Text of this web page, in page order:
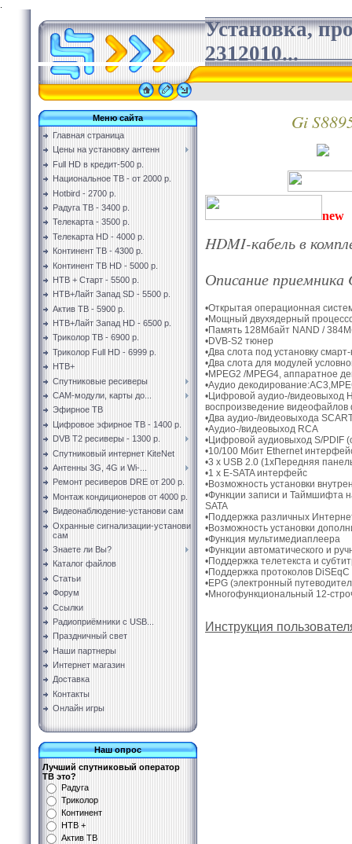
Установка,
2312010...
Меню сайта
Главная страница
Цены на установку антенн
Full HD в кредит-500 р.
Национальное ТВ - от 2000 р.
Hotbird - 2700 р.
Радуга ТВ - 3400 р.
Телекарта - 3500 р.
Телекарта HD - 4000 р.
Континент ТВ - 4300 р.
Континент ТВ HD - 5000 р.
НТВ + Старт - 5500 р.
НТВ+Лайт Запад SD - 5500 р.
Актив ТВ - 5900 р.
НТВ+Лайт Запад HD - 6500 р.
Триколор ТВ - 6900 р.
Триколор Full HD - 6999 р.
НТВ+
Спутниковые ресиверы
CAM-модули, карты до...
Эфирное ТВ
Цифровое эфирное ТВ - 1400 р.
DVB T2 ресиверы - 1300 р.
Спутниковый интернет KiteNet
Антенны 3G, 4G и Wi-...
Ремонт ресиверов DRE от 200 р.
Монтаж кондиционеров от 4000 р.
Видеонаблюдение-установи сам
Охранные сигнализации-установи
сам
Знаете ли Вы?
Каталог файлов
Статьи
Форум
Ссылки
Радиоприёмники с USB...
Праздничный свет
Наши партнеры
Интернет магазин
Доставка
Контакты
Онлайн игры
Наш опрос
Лучший спутниковый оператор
ТВ это?
Радуга
Триколор
Континент
НТВ +
Актив ТВ
Gi
new
HDMI-кабель в
Описание приемника
•Открытая операционная
•Мощный двухядерный
•Память 128Мбайт NAND /
•DVB-S2 тюнер
•Два слота под установку
•Два слота для модулей
•MPEG2 /MPEG4, аппаратное
•Аудио
•Цифровой аудио-/видеовыход
воспроизведение
•Два аудио-/видеовыхода
•Аудио-/видеовыход RCA
•Цифровой аудиовыход S/PDIF
•10/100 Мбит Ethernet
•3 х USB 2.0 (1xПередняя
•1 х E-SATA интерфейс
•Возможность установки
•Функции записи и Таймшифта
SATA
•Поддержка различных
•Возможность установки
•Функция мультимедиаплеера
•Функции автоматического и
•Поддержка телетекста и
•Поддержка протоколов
•EPG (электронный
•Многофункциональный 12-
Инструкция